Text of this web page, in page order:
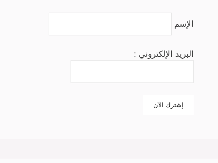
الإسم
البريد الإلكتروني :